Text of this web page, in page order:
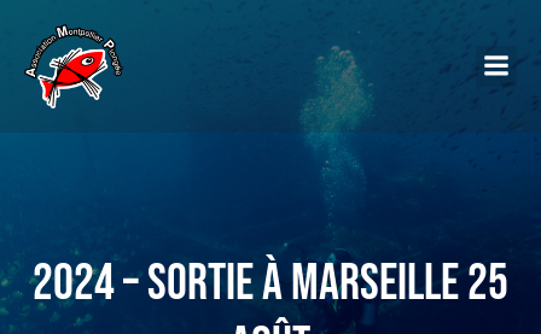
2024 – Sortie à Marseille 25